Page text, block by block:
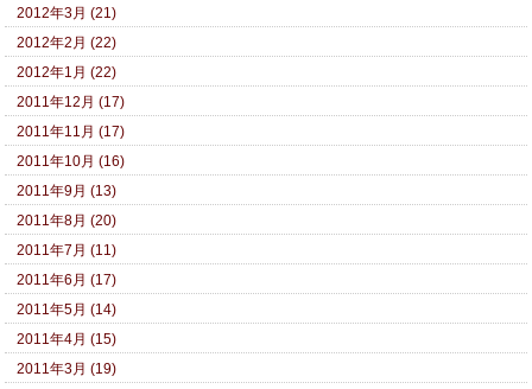
2012年3月 (21)
2012年2月 (22)
2012年1月 (22)
2011年12月 (17)
2011年11月 (17)
2011年10月 (16)
2011年9月 (13)
2011年8月 (20)
2011年7月 (11)
2011年6月 (17)
2011年5月 (14)
2011年4月 (15)
2011年3月 (19)